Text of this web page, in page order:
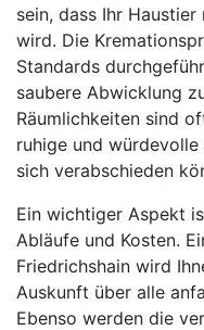
sein, dass Ihr
wird. Die
Standards
saubere Abwicklung
Räumlichkeiten sind
ruhige und
sich verabschieden
Ein wichtiger Aspekt
Abläufe und Kosten.
Friedrichshain wird
Auskunft über alle
Ebenso werden die